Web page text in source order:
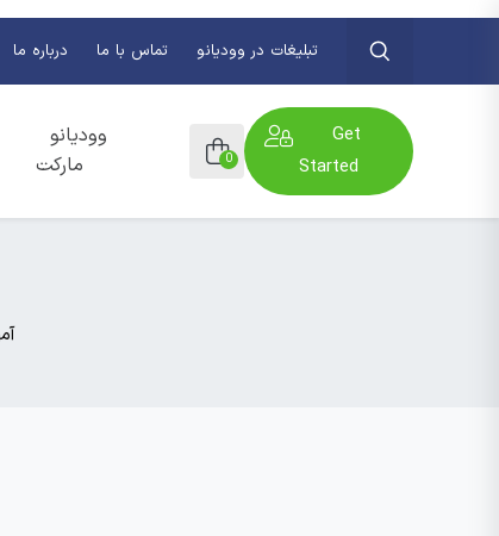
درباره ما تماس با ما تبلیغات در وودیانو
وودیانو
مارکت
0
Get
Started